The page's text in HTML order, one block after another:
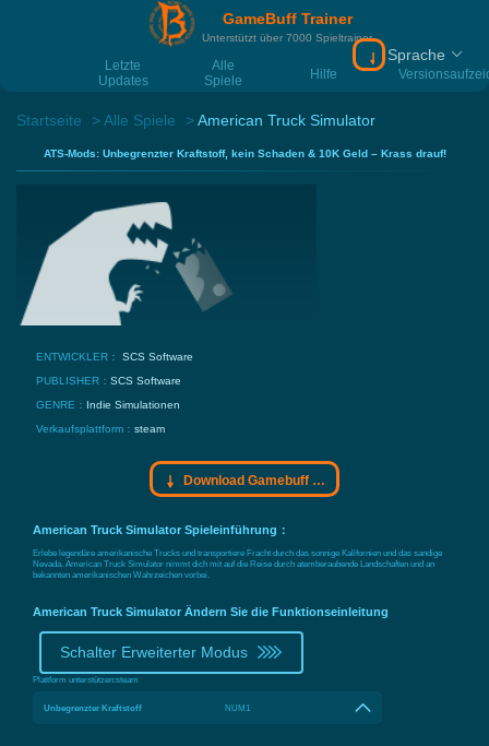
GameBuff Trainer
Unterstützt über 7000 Spieltrainer
Letzte
Updates
Alle
Spiele
Hilfe
Download
Sprache
Startseite Alle Spiele American Truck Simulator
ATS-Mods: Unbegrenzter Kraftstoff, kein Schaden & 10K Geld – Krass drauf!
ENTWICKLER： SCS Software
PUBLISHER： SCS Software
GENRE： Indie Simulationen
Verkaufsplattform： steam
Download Gamebuff Trainer
American Truck Simulator Spieleinführung：
Erlebe legendäre amerikanische Trucks und transportiere Fracht durch das sonnige Kalifornien und das sandige
Nevada. American Truck Simulator nimmt dich mit auf die Reise durch atemberaubende Landschaften und an
bekannten amerikanischen Wahrzeichen vorbei.
American Truck Simulator Ändern Sie die Funktionseinleitung
Schalter Erweiterter Modus
Plattform unterstützen:steam
Unbegrenzter Kraftstoff NUM1